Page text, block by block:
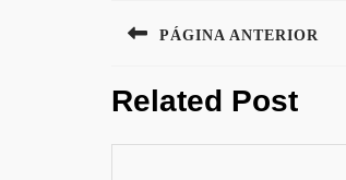
de
Post
PÁGINA ANTERIOR
post:
Related Post